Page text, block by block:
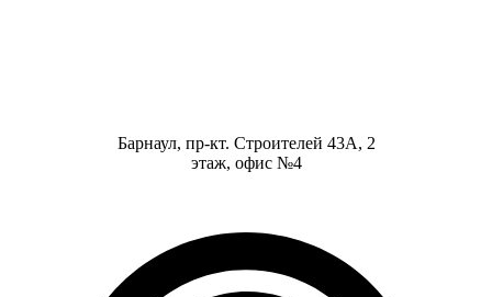
Барнаул, пр-кт. Строителей 43А, 2
этаж, офис №4